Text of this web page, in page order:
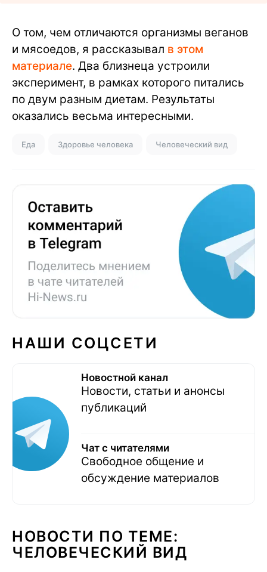
О том, чем отличаются организмы веганов
и мясоедов, я рассказывал в этом
материале. Два близнеца устроили
эксперимент, в рамках которого питались
по двум разным диетам. Результаты
оказались весьма интересными.
Еда Здоровье человека Человеческий вид
НАШИ СОЦСЕТИ
Новостной канал
Новости, статьи и анонсы
публикаций
Чат с читателями
Свободное общение и
обсуждение материалов
НОВОСТИ ПО ТЕМЕ:
ЧЕЛОВЕЧЕСКИЙ ВИД